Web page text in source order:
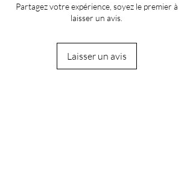
Partagez votre expérience, soyez le premier à
laisser un avis.
Laisser un avis